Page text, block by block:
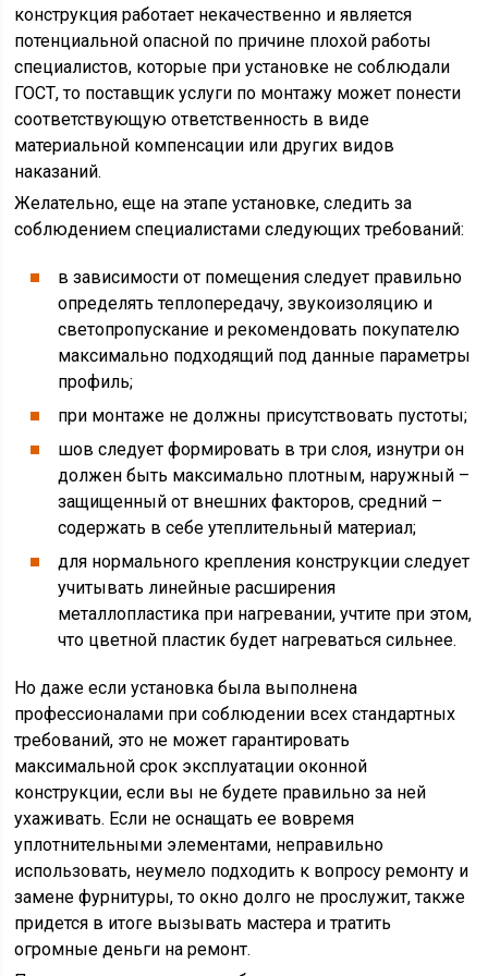
конструкция работает некачественно и является
потенциальной опасной по причине плохой работы
специалистов, которые при установке не соблюдали
ГОСТ, то поставщик услуги по монтажу может понести
соответствующую ответственность в виде
материальной компенсации или других видов
наказаний.
Желательно, еще на этапе установке, следить за
соблюдением специалистами следующих требований:
в зависимости от помещения следует правильно
определять теплопередачу, звукоизоляцию и
светопропускание и рекомендовать покупателю
максимально подходящий под данные параметры
профиль;
при монтаже не должны присутствовать пустоты;
шов следует формировать в три слоя, изнутри он
должен быть максимально плотным, наружный –
защищенный от внешних факторов, средний –
содержать в себе утеплительный материал;
для нормального крепления конструкции следует
учитывать линейные расширения
металлопластика при нагревании, учтите при этом,
что цветной пластик будет нагреваться сильнее.
Но даже если установка была выполнена
профессионалами при соблюдении всех стандартных
требований, это не может гарантировать
максимальной срок эксплуатации оконной
конструкции, если вы не будете правильно за ней
ухаживать. Если не оснащать ее вовремя
уплотнительными элементами, неправильно
использовать, неумело подходить к вопросу ремонту и
замене фурнитуры, то окно долго не прослужит, также
придется в итоге вызывать мастера и тратить
огромные деньги на ремонт.